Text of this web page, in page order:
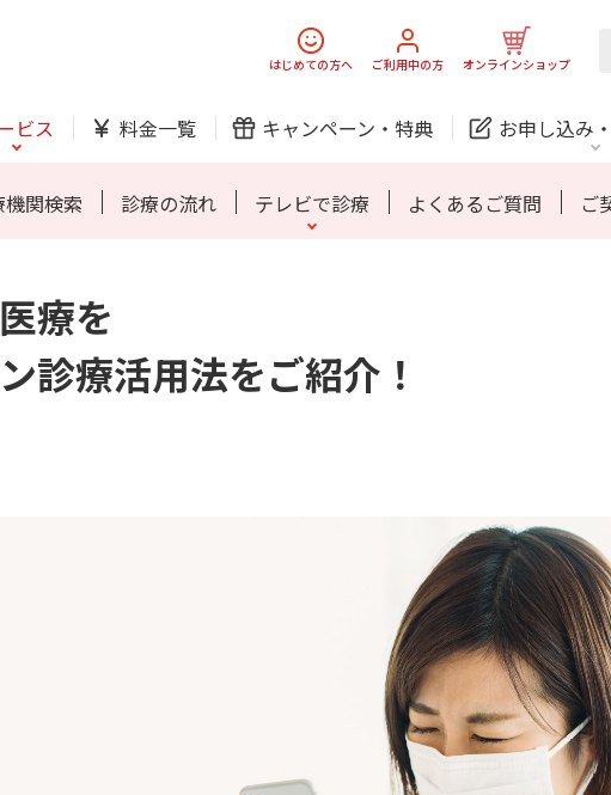
はじめての方へ ご利用中の方 オンラインショップ
ビス 料金一覧 キャンペーン・ 特典 お申し込み
ット
の方
対応エリア・物件をご案内
中期経営計画
ト
ト
パーソナルID
料金
訪問・窓口
契約
加入特典
機関検索 診療の流れ テレビで診療 よくあるご質問 ご
ご利用開始までの流れ
スマホ でんき
ご利用開始までの流れ
療を
診療活用法をご紹介！